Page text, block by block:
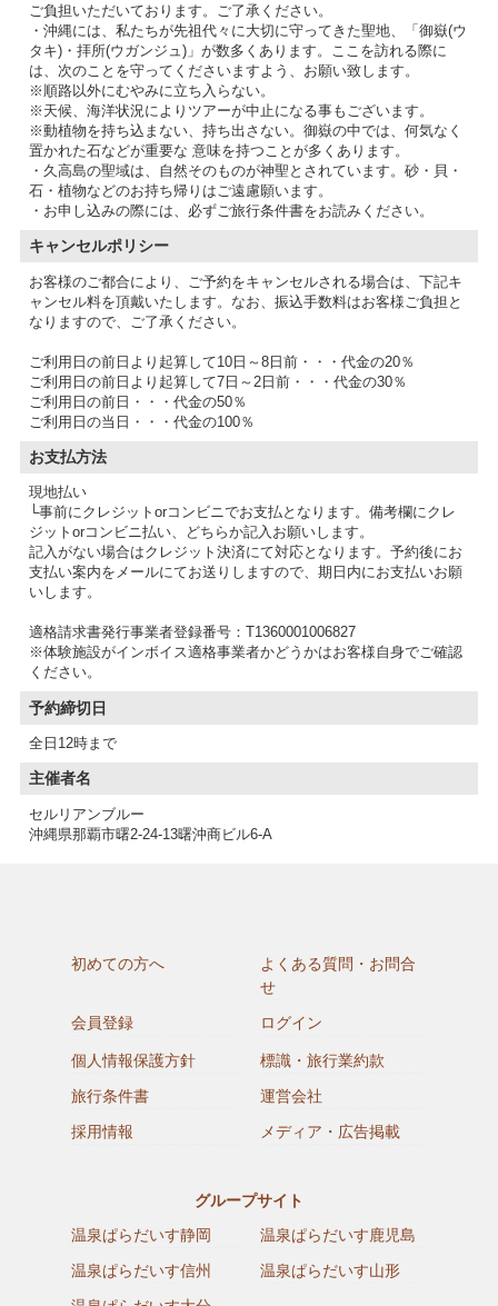
ご負担いただいております。ご了承ください。
・沖縄には、私たちが先祖代々に大切に守ってきた聖地、「御嶽(ウ
タキ)・拝所(ウガンジュ)」が数多くあります。ここを訪れる際に
は、次のことを守ってくださいますよう、お願い致します。
※順路以外にむやみに立ち入らない。
※天候、海洋状況によりツアーが中止になる事もございます。
※動植物を持ち込まない、持ち出さない。御嶽の中では、何気なく
置かれた石などが重要な 意味を持つことが多くあります。
・久高島の聖域は、自然そのものが神聖とされています。砂・貝・
石・植物などのお持ち帰りはご遠慮願います。
・お申し込みの際には、必ずご旅行条件書をお読みください。
キャンセルポリシー
お客様のご都合により、ご予約をキャンセルされる場合は、下記キ
ャンセル料を頂戴いたします。なお、振込手数料はお客様ご負担と
なりますので、ご了承ください。
ご利用日の前日より起算して10日～8日前・・・代金の20％
ご利用日の前日より起算して7日～2日前・・・代金の30％
ご利用日の前日・・・代金の50％
ご利用日の当日・・・代金の100％
お支払方法
現地払い
└事前にクレジットorコンビニでお支払となります。備考欄にクレ
ジットorコンビニ払い、どちらか記入お願いします。
記入がない場合はクレジット決済にて対応となります。予約後にお
支払い案内をメールにてお送りしますので、期日内にお支払いお願
いします。
適格請求書発行事業者登録番号：T1360001006827
※体験施設がインボイス適格事業者かどうかはお客様自身でご確認
予約締切日
全日12時まで
主催者名
セルリアンブルー
沖縄県那覇市曙2-24-13曙沖商ビル6-A
初めての方へ
よくある質問・お問合
せ
会員登録
ログイン
個人情報保護方針
標識・旅行業約款
旅行条件書
運営会社
採用情報
メディア・広告掲載
グループサイト
温泉ぱらだいす静岡
温泉ぱらだいす鹿児島
温泉ぱらだいす信州
温泉ぱらだいす山形